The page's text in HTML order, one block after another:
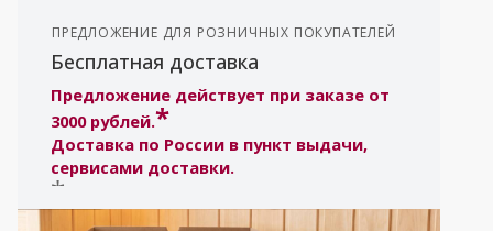
ПРЕДЛОЖЕНИЕ ДЛЯ РОЗНИЧНЫХ ПОКУПАТЕЛЕЙ
Бесплатная доставка
Предложение действует при заказе от
3000 рублей.*
Доставка по России в пункт выдачи,
сервисами доставки.
*